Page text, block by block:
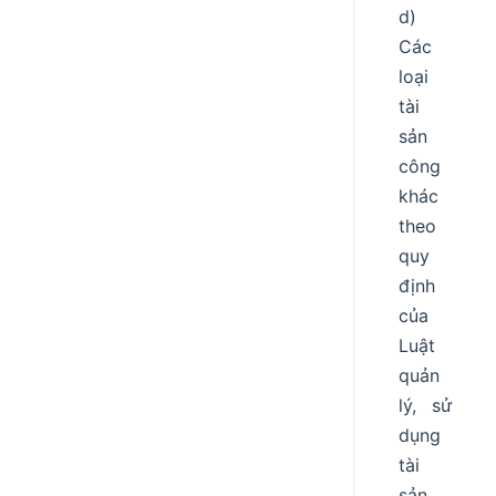
d)
Các
loại
tài
sản
công
khác
theo
quy
định
của
Luật
quản
lý, sử
dụng
tài